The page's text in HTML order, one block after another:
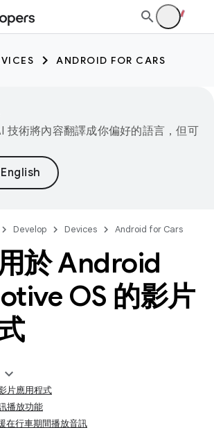
ANDROID FOR CARS
技術將內容翻譯成你偏好的語言，但可
Develop Devices Android for Cars
於 Android
OS 的影片
片應用程式
播放功能
在行車期間播放音訊